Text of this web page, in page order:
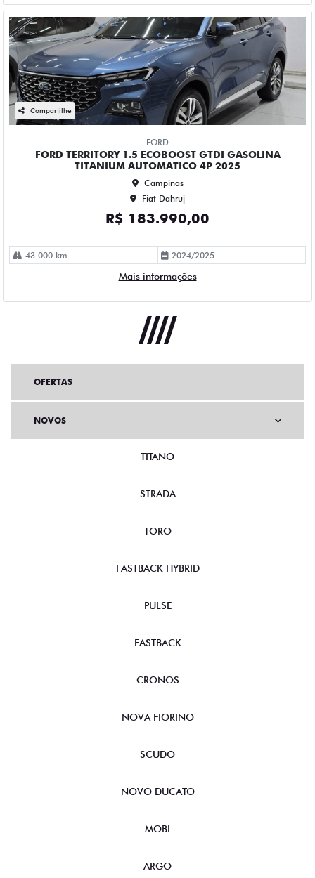
Campinas
Fiat Dahruj
R$ 183.990,00
43.000 km 2024/2025
Mais informações
OFERTAS
NOVOS
TITANO
STRADA
TORO
FASTBACK HYBRID
PULSE
FASTBACK
CRONOS
NOVA FIORINO
SCUDO
NOVO DUCATO
MOBI
ARGO